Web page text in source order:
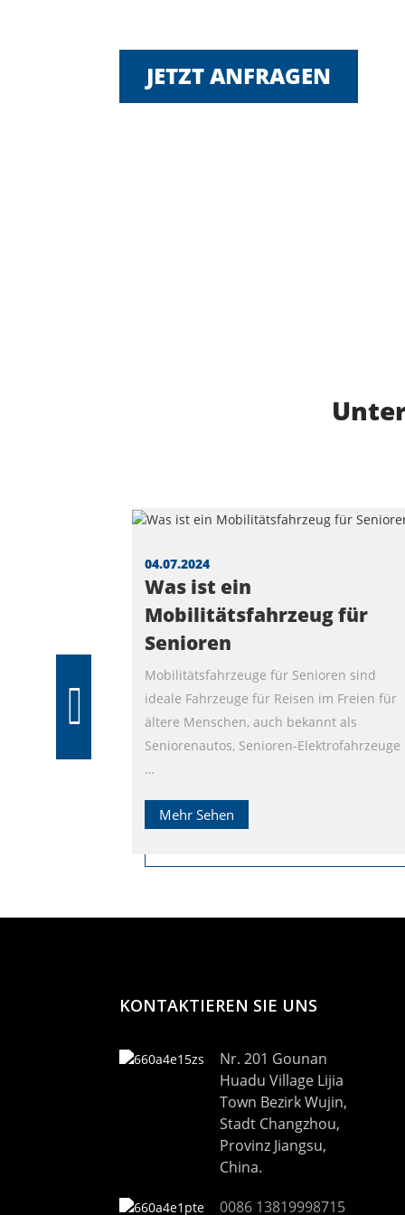
JETZT ANFRAGEN
04.07.2024
Was ist ein
Mobilitätsfahrzeug für
Senioren
Mobilitätsfahrzeuge für Senioren sind
ideale Fahrzeuge für Reisen im Freien für
ältere Menschen, auch bekannt als
Seniorenautos, Senioren-Elektrofahrzeuge
…
Mehr Sehen
KONTAKTIEREN SIE UNS
Nr. 201 Gounan
Huadu Village Lijia
Town Bezirk Wujin,
Stadt Changzhou,
Provinz Jiangsu,
China.
0086 13819998715